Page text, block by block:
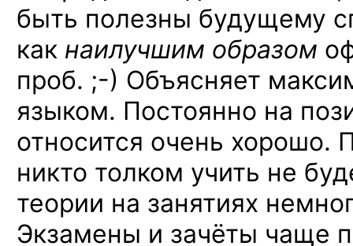
быть полезны будущему
как наилучшим образом
проб. ;-) Объясняет
языком. Постоянно на
относится очень хорошо.
никто толком учить не
теории на занятиях
Экзамены и зачёты чаще